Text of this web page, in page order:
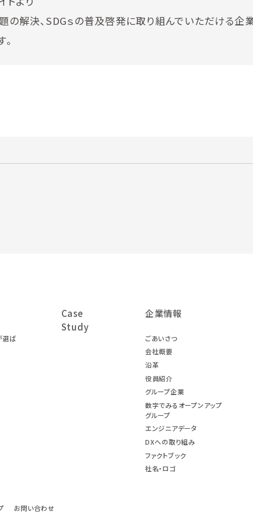
解決、SDGｓの普及啓発に取り組んでいただける企
選ば
Case
Study
企業情報
ごあいさつ
会社概要
沿革
役員紹介
グループ企業
数字でみるオープンアップ
グループ
エンジニアデータ
DXへの取り組み
ファクトブック
社名・ロゴ
お問い合わせ